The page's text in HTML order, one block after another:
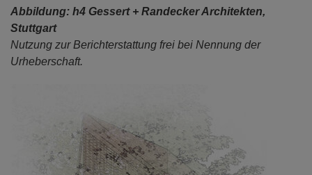
Abbildung: h4 Gessert + Randecker Architekten,
Stuttgart
Nutzung zur Berichterstattung frei bei Nennung der
Urheberschaft.